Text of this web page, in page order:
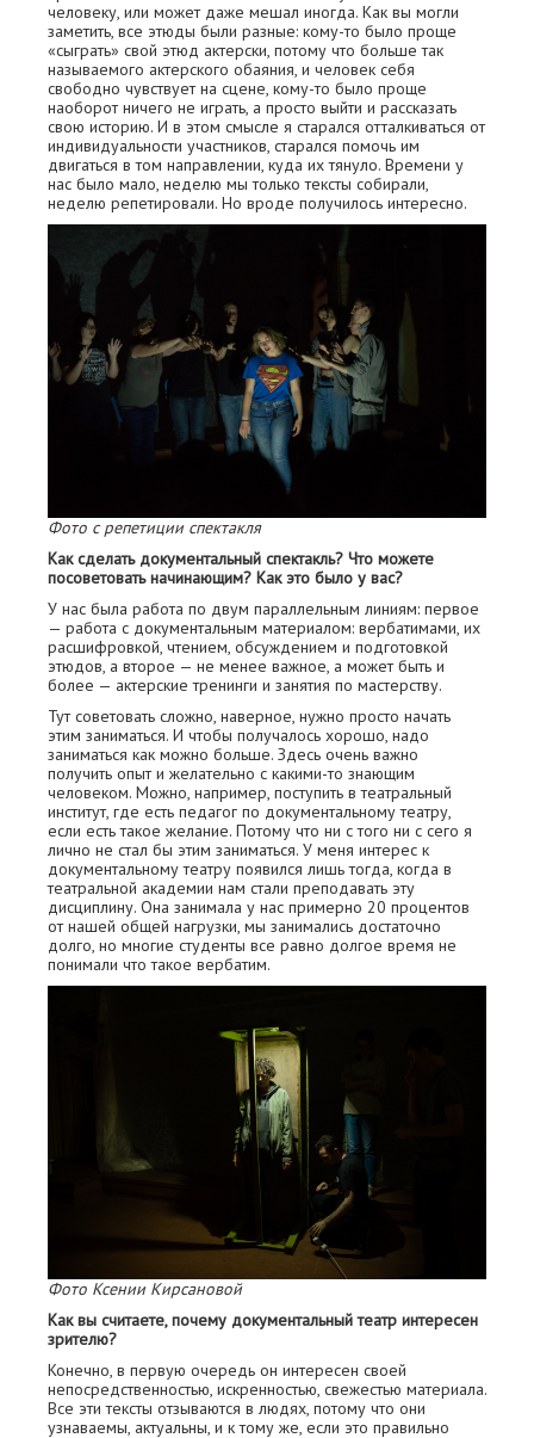
человеку, или может даже мешал иногда. Как вы могли
заметить, все этюды были разные: кому-то было проще
«сыграть» свой этюд актерски, потому что больше так
называемого актерского обаяния, и человек себя
свободно чувствует на сцене, кому-то было проще
наоборот ничего не играть, а просто выйти и рассказать
свою историю. И в этом смысле я старался отталкиваться от
индивидуальности участников, старался помочь им
двигаться в том направлении, куда их тянуло. Времени у
нас было мало, неделю мы только тексты собирали,
неделю репетировали. Но вроде получилось интересно.
Фото с репетиции спектакля
Как сделать документальный спектакль? Что можете
посоветовать начинающим? Как это было у вас?
У нас была работа по двум параллельным линиям: первое
— работа с документальным материалом: вербатимами, их
расшифровкой, чтением, обсуждением и подготовкой
этюдов, а второе — не менее важное, а может быть и
более — актерские тренинги и занятия по мастерству.
Тут советовать сложно, наверное, нужно просто начать
этим заниматься. И чтобы получалось хорошо, надо
заниматься как можно больше. Здесь очень важно
получить опыт и желательно с какими-то знающим
человеком. Можно, например, поступить в театральный
институт, где есть педагог по документальному театру,
если есть такое желание. Потому что ни с того ни с сего я
лично не стал бы этим заниматься. У меня интерес к
документальному театру появился лишь тогда, когда в
театральной академии нам стали преподавать эту
дисциплину. Она занимала у нас примерно 20 процентов
от нашей общей нагрузки, мы занимались достаточно
долго, но многие студенты все равно долгое время не
понимали что такое вербатим.
Фото Ксении Кирсановой
Как вы считаете, почему документальный театр интересен
зрителю?
Конечно, в первую очередь он интересен своей
непосредственностью, искренностью, свежестью материала.
Все эти тексты отзываются в людях, потому что они
узнаваемы, актуальны, и к тому же, если это правильно